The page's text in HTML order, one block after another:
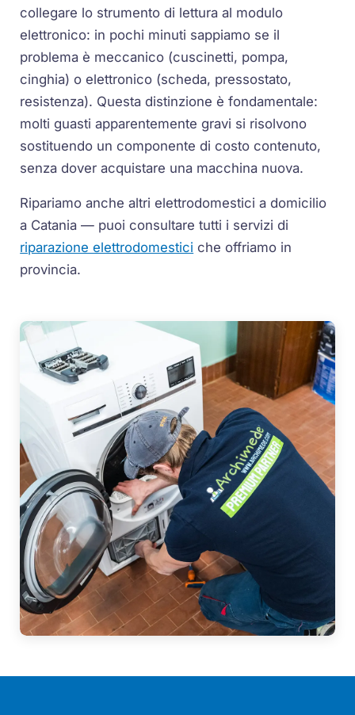
collegare lo strumento di lettura al modulo
elettronico: in pochi minuti sappiamo se il
problema è meccanico (cuscinetti, pompa,
cinghia) o elettronico (scheda, pressostato,
resistenza). Questa distinzione è fondamentale:
molti guasti apparentemente gravi si risolvono
sostituendo un componente di costo contenuto,
senza dover acquistare una macchina nuova.
Ripariamo anche altri elettrodomestici a domicilio
a Catania — puoi consultare tutti i servizi di
riparazione elettrodomestici che offriamo in
provincia.